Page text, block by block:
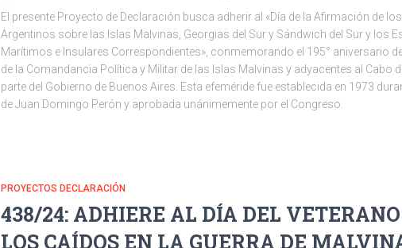
El presente Proyecto de Declaración busca adherir al «Día de la Afirmación de
Argentinos sobre las Islas Malvinas, Georgias del Sur y Sándwich del Sur y los
Marítimos e Insulares Correspondientes», conmemorando el 195° aniversario
de la Comandancia Política y Militar de las Islas Malvinas y adyacentes al Cabo
parte del Gobierno de Buenos Aires. Esta efeméride fue establecida en 1973
de Juan Domingo Perón y aprobada unánimemente por el Congreso.
PROYECTOS DECLARACIÓN
438/24: ADHIERE AL DÍA DEL
LOS CAÍDOS EN LA GUERRA DE